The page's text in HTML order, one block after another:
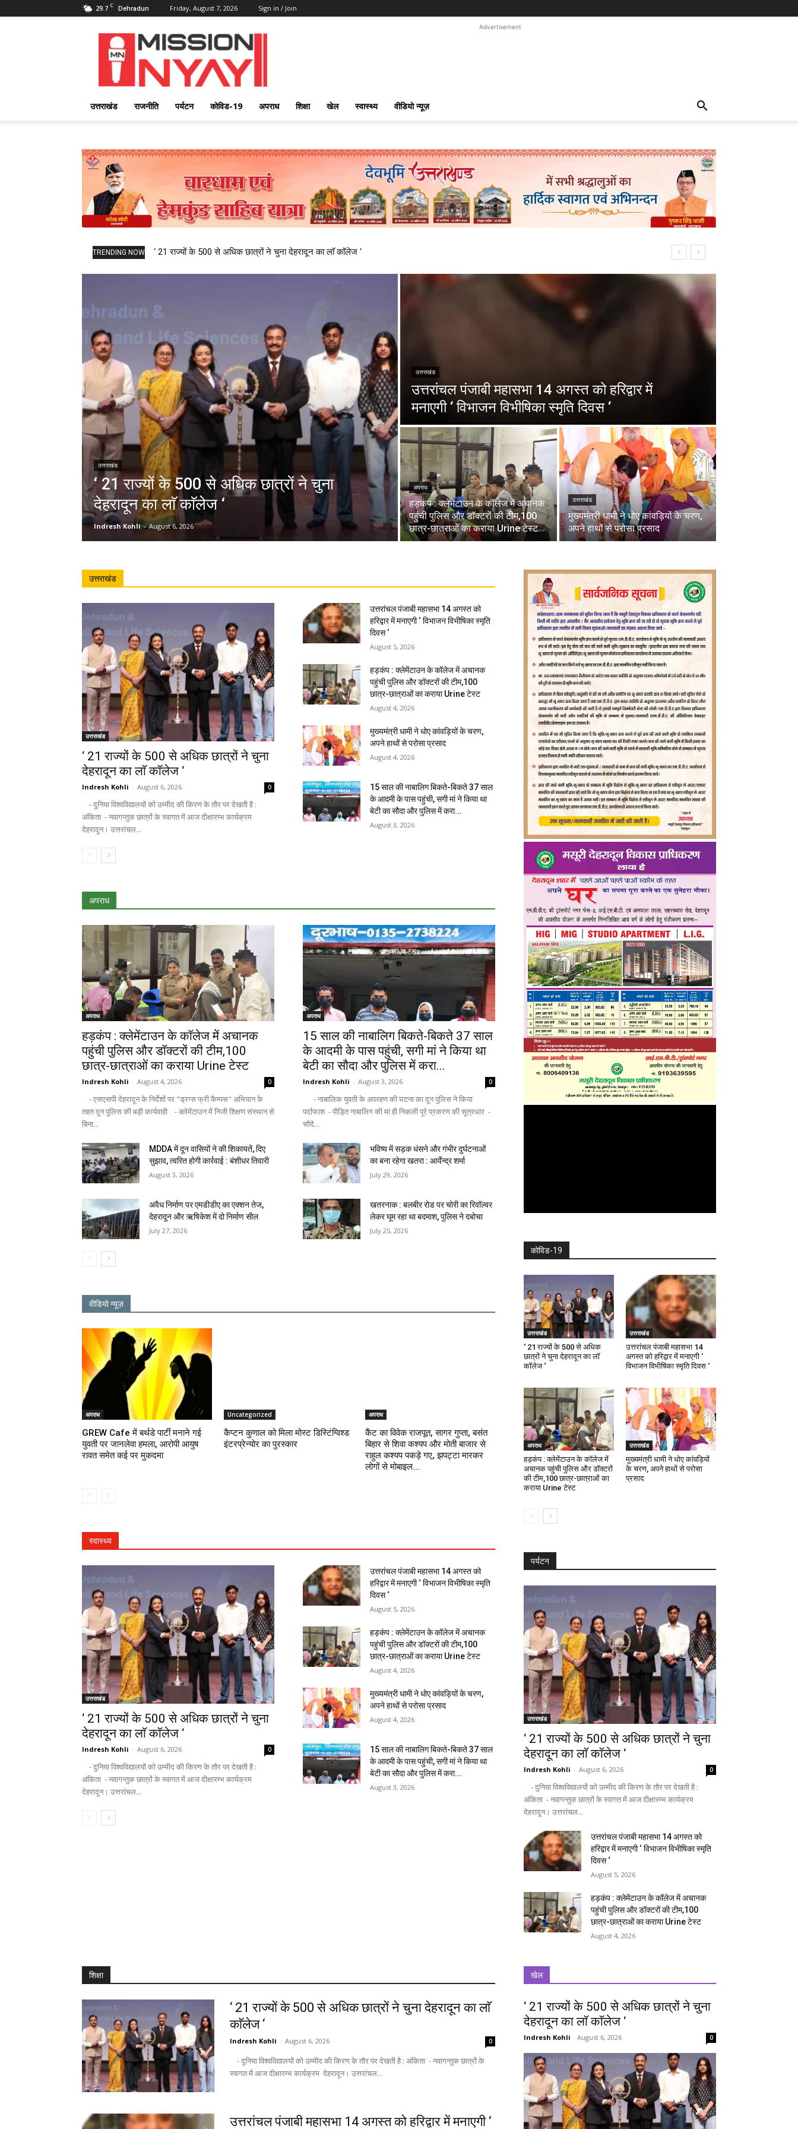
29.7 C Dehradun Friday, August 7, 2026 Sign in / Join
Mission
Nyay
Advertisement
उत्तराखंड राजनीति पर्यटन कोविड-19 अपराध शिक्षा खेल स्वास्थ्य वीडियो न्यूज़
TRENDING NOW ‘ 21 राज्यों के 500 से अधिक छात्रों ने चुना देहरादून का लाॅ काॅलेज ‘
उत्तराखंड
‘ 21 राज्यों के 500 से अधिक छात्रों ने चुना
देहरादून का लाॅ काॅलेज ‘
Indresh Kohli - August 6, 2026
उत्तराखंड
उत्तरांचल पंजाबी महासभा 14 अगस्त को हरिद्वार में
मनाएगी ‘ विभाजन विभीषिका स्मृति दिवस ‘
अपराध
हड़कंप : क्लेमेंटाउन के कॉलेज में अचानक
पहुंची पुलिस और डॉक्टरों की टीम,100
छात्र-छात्राओं का कराया Urine टेस्ट
उत्तराखंड
मुख्यमंत्री धामी ने धोए कांवड़ियों के चरण,
अपने हाथों से परोसा प्रसाद
उत्तराखंड
उत्तराखंड
‘ 21 राज्यों के 500 से अधिक छात्रों ने चुना
देहरादून का लाॅ काॅलेज ‘
Indresh Kohli - August 6, 2026 0
- दुनिया विश्वविद्यालयों को उम्मीद की किरण के तौर पर देखती है :
अंकिता - नवागन्तुक छात्रों के स्वागत में आज दीक्षारम्भ कार्यक्रम
देहरादून। उत्तरांचल...
उत्तरांचल पंजाबी महासभा 14 अगस्त को
हरिद्वार में मनाएगी ‘ विभाजन विभीषिका स्मृति
दिवस ‘
August 5, 2026
हड़कंप : क्लेमेंटाउन के कॉलेज में अचानक
पहुंची पुलिस और डॉक्टरों की टीम,100
छात्र-छात्राओं का कराया Urine टेस्ट
August 4, 2026
मुख्यमंत्री धामी ने धोए कांवड़ियों के चरण,
अपने हाथों से परोसा प्रसाद
August 4, 2026
15 साल की नाबालिग बिकते-बिकते 37 साल
के आदमी के पास पहुंची, सगी मां ने किया था
बेटी का सौदा और पुलिस में करा...
August 3, 2026
अपराध
अपराध
हड़कंप : क्लेमेंटाउन के कॉलेज में अचानक
पहुंची पुलिस और डॉक्टरों की टीम,100
छात्र-छात्राओं का कराया Urine टेस्ट
Indresh Kohli - August 4, 2026 0
- एसएसपी देहरादून के निर्देशों पर "ड्रग्स फ्री कैम्पस" अभियान के
तहत दून पुलिस की बड़ी कार्यवाही - क्लेमेंटाउन में निजी शिक्षण संस्थान से
बिना...
अपराध
15 साल की नाबालिग बिकते-बिकते 37 साल
के आदमी के पास पहुंची, सगी मां ने किया था
बेटी का सौदा और पुलिस में करा...
Indresh Kohli - August 3, 2026 0
- नाबालिक युवती के अपरहण की घटना का दून पुलिस ने किया
पर्दाफाश - पीड़ित नाबालिग की मां ही निकली पूरे प्रकरण की सूत्रधार -
सौदे...
MDDA में दून वासियों ने की शिकायतें, दिए
सुझाव, त्वरित होगी कार्रवाई : बंशीधर तिवारी
August 3, 2026
भविष्य में सड़क धंसने और गंभीर दुर्घटनाओं
का बना रहेगा खतरा : आर्येन्द्र शर्मा
July 29, 2026
अवैध निर्माण पर एमडीडीए का एक्शन तेज,
देहरादून और ऋषिकेश में दो निर्माण सील
July 27, 2026
खतरनाक : बलबीर रोड पर चोरी का रिवॉल्वर
लेकर घूम रहा था बदमाश, पुलिस ने दबोचा
July 25, 2026
वीडियो न्यूज़
अपराध
GREW Cafe में बर्थडे पार्टी मनाने गई
युवती पर जानलेवा हमला, आरोपी आयुष
रावत समेत कई पर मुकदमा
Uncategorized
कैप्टन कुणाल को मिला मोस्ट डिस्टिंग्विश्ड
इंटरप्रेन्योर का पुरस्कार
अपराध
कैंट का विवेक राजपूत, सागर गुप्ता, बसंत
बिहार से शिवा कश्यप और मोती बाजार से
राहुल कश्यप पकड़े गए, झपट्टा मारकर
लोगों से मोबाइल...
स्वास्थ्य
उत्तराखंड
‘ 21 राज्यों के 500 से अधिक छात्रों ने चुना
देहरादून का लाॅ काॅलेज ‘
Indresh Kohli - August 6, 2026 0
- दुनिया विश्वविद्यालयों को उम्मीद की किरण के तौर पर देखती है :
अंकिता - नवागन्तुक छात्रों के स्वागत में आज दीक्षारम्भ कार्यक्रम
देहरादून। उत्तरांचल...
उत्तरांचल पंजाबी महासभा 14 अगस्त को
हरिद्वार में मनाएगी ‘ विभाजन विभीषिका स्मृति
दिवस ‘
August 5, 2026
हड़कंप : क्लेमेंटाउन के कॉलेज में अचानक
पहुंची पुलिस और डॉक्टरों की टीम,100
छात्र-छात्राओं का कराया Urine टेस्ट
August 4, 2026
मुख्यमंत्री धामी ने धोए कांवड़ियों के चरण,
अपने हाथों से परोसा प्रसाद
August 4, 2026
15 साल की नाबालिग बिकते-बिकते 37 साल
के आदमी के पास पहुंची, सगी मां ने किया था
बेटी का सौदा और पुलिस में करा...
August 3, 2026
कोविड-19
उत्तराखंड
‘ 21 राज्यों के 500 से अधिक
छात्रों ने चुना देहरादून का लाॅ
काॅलेज ‘
उत्तराखंड
उत्तरांचल पंजाबी महासभा 14
अगस्त को हरिद्वार में मनाएगी ‘
विभाजन विभीषिका स्मृति दिवस ‘
अपराध
हड़कंप : क्लेमेंटाउन के कॉलेज में
अचानक पहुंची पुलिस और डॉक्टरों
की टीम,100 छात्र-छात्राओं का
कराया Urine टेस्ट
उत्तराखंड
मुख्यमंत्री धामी ने धोए कांवड़ियों
के चरण, अपने हाथों से परोसा
प्रसाद
पर्यटन
उत्तराखंड
‘ 21 राज्यों के 500 से अधिक छात्रों ने चुना
देहरादून का लाॅ काॅलेज ‘
Indresh Kohli - August 6, 2026 0
- दुनिया विश्वविद्यालयों को उम्मीद की किरण के तौर पर देखती है :
अंकिता - नवागन्तुक छात्रों के स्वागत में आज दीक्षारम्भ कार्यक्रम
देहरादून। उत्तरांचल...
उत्तरांचल पंजाबी महासभा 14 अगस्त को
हरिद्वार में मनाएगी ‘ विभाजन विभीषिका स्मृति
दिवस ‘
August 5, 2026
हड़कंप : क्लेमेंटाउन के कॉलेज में अचानक
पहुंची पुलिस और डॉक्टरों की टीम,100
छात्र-छात्राओं का कराया Urine टेस्ट
August 4, 2026
शिक्षा
‘ 21 राज्यों के 500 से अधिक छात्रों ने चुना देहरादून का लाॅ
काॅलेज ‘
Indresh Kohli - August 6, 2026 0
स्वागत में आज दीक्षारम्भ कार्यक्रम देहरादून। उत्तरांचल...
उत्तरांचल पंजाबी महासभा 14 अगस्त को हरिद्वार में मनाएगी ‘
खेल
‘ 21 राज्यों के 500 से अधिक छात्रों ने चुना
देहरादून का लाॅ काॅलेज ‘
Indresh Kohli - August 6, 2026 0